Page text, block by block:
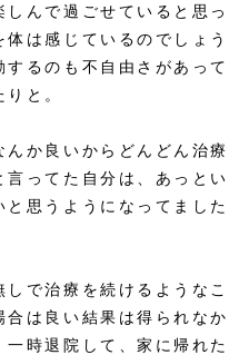
んで過ごせていると思っ
は感じているのでしょう
るのも不自由さがあって
と。
か良いからどんどん治療
言ってた自分は、あっとい
思うようになってました
で治療を続けるようなこ
は良い結果は得られなか
時退院して、家に帰れた